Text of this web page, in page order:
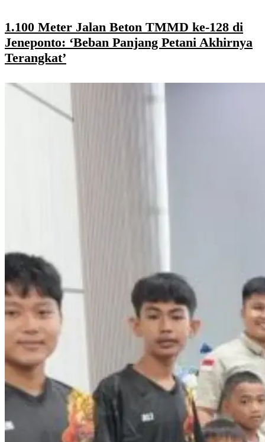
1.100 Meter Jalan Beton TMMD ke-128 di
Jeneponto: ‘Beban Panjang Petani Akhirnya
Terangkat’